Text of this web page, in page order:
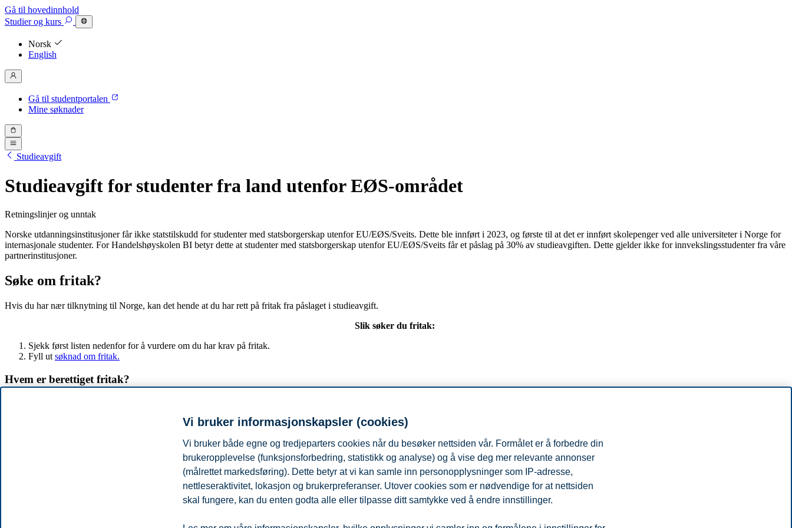
Gå til hovedinnhold
Studierog kurs
Norsk
English
Gå til studentportalen
Mine søknader
Studieavgift
Studieavgift for studenter fra land utenfor EØS-området
Retningslinjer og unntak
Norske utdanningsinstitusjoner får ikke statstilskudd for studenter med statsborgerskap utenfor EU/EØS/Sveits. Dette ble innført i 2023, og første til at det er innført skolepenger ved alle universiteter i Norge for
internasjonale studenter. For Handelshøyskolen BI betyr dette at studenter med statsborgerskap utenfor EU/EØS/Sveits får et påslag på 30% av studieavgiften. Dette gjelder ikke for innvekslingsstudenter fra våre
partnerinstitusjoner.
Søke om fritak?
Hvis du har nær tilknytning til Norge, kan det hende at du har rett på fritak fra påslaget i studieavgift.
Slik søker du fritak:
Sjekk først listen nedenfor for å vurdere om du har krav på fritak.
Fyll ut søknad om fritak.
Hvem er berettiget fritak?
Du er statsborger i et EU/EØS-land eller Sveits
Du har oppholdstillatelse på grunn av beskyttelse (asyl)
Du har oppholdstillatelse som familiemedlem til en EU/EØS-borger
Du har oppholdstillatelse på grunn av familieinnvandring
Vi bruker informasjonskapsler (cookies)
Vi bruker både egne og tredjeparters cookies når du besøker nettsiden vår. Formålet er å forbedre din
brukeropplevelse (funksjonsforbedring, statistikk og analyse) og å vise deg mer relevante annonser
(målrettet markedsføring). Dette betyr at vi kan samle inn personopplysninger som IP-adresse,
nettleseraktivitet, lokasjon og brukerpreferanser. Utover cookies som er nødvendige for at nettsiden
skal fungere, kan du enten godta alle eller tilpasse ditt samtykke ved å endre innstillinger.